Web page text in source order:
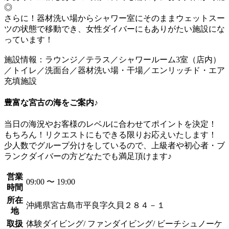
◎
さらに！器材洗い場からシャワー室にそのままウェットスー
ツの状態で移動でき、女性ダイバーにもありがたい施設にな
っています！
施設情報：ラウンジ／テラス／シャワールーム3室（店内）
／トイレ／洗面台／器材洗い場・干場／エンリッチド・エア
充填施設
豊富な宮古の海をご案内♪
当日の海況やお客様のレベルに合わせてポイントを決定！
もちろん！リクエストにもできる限りお応えいたします！
少人数でグループ分けをしているので、上級者や初心者・ブ
ランクダイバーの方どなたでも満足頂けます♪
営業
時間
09:00 〜 19:00
所在
地
沖縄県宮古島市平良字久貝２８４－１
取扱 体験ダイビング/ ファンダイビング/ ビーチシュノーケ